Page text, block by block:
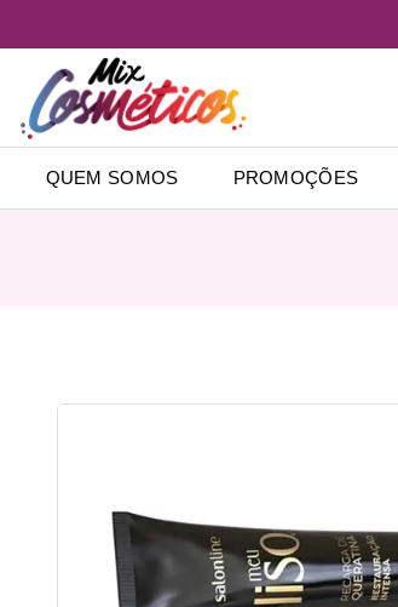
QUEM SOMOS PROMOÇÕES